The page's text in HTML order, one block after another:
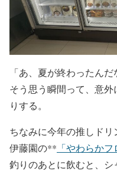
「あ、夏が終わったんだ
そう思う瞬間って、意
りする。
ちなみに今年の推しドリ
伊藤園の** 「やわらか
釣りのあとに飲むと、